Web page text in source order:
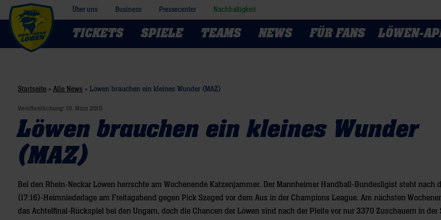
Über uns Business Pressecenter Nachhaltigkeit
TICKETS SPIELE TEAMS NEWS FÜR FANS LÖWEN-
Startseite » Alle News » Löwen brauchen ein kleines Wunder (MAZ)
Veröffentlichung: 16. März 2015
Löwen brauchen ein kleines Wunder
(MAZ)
Bei den Rhein-Neckar Löwen herrschte am Wochenende Katzenjammer. Der Mannheimer Handball-Bundesligist steht nach
(17:16)-Heimniederlage am Freitagabend gegen Pick Szeged vor dem Aus in der Champions League. Am nächsten
das Achtelfinal-Rückspiel bei den Ungarn, doch die Chancen der Löwen sind nach der Pleite vor nur 3370 Zuschauern in der